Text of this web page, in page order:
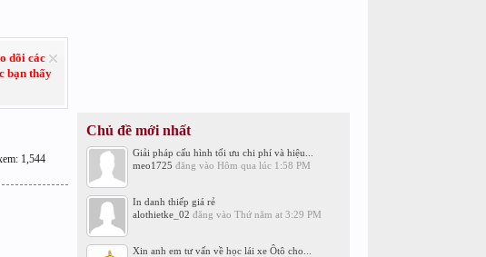
dõi các
bạn thấy
1,544
Chủ đề mới nhất
Giải pháp cấu hình tối ưu chi phí và hiệu...
meo1725 đăng vào Hôm qua lúc 1:58 PM
In danh thiếp giá rẻ
alothietke_02 đăng vào Thứ năm at 3:29 PM
Xin anh em tư vấn về học lái xe Ôtô cho...